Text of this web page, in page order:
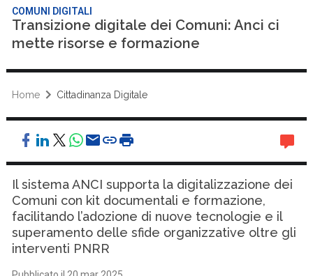
COMUNI DIGITALI
Transizione digitale dei Comuni: Anci ci
mette risorse e formazione
Home Cittadinanza Digitale
Il sistema ANCI supporta la digitalizzazione dei
Comuni con kit documentali e formazione,
facilitando l’adozione di nuove tecnologie e il
superamento delle sfide organizzative oltre gli
interventi PNRR